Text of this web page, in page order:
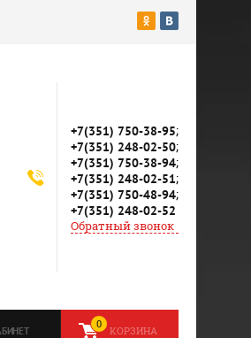
+7(351) 750-38-95;
+7(351) 248-02-50;
+7(351) 750-38-94;
+7(351) 248-02-51;
+7(351) 750-48-94;
+7(351) 248-02-52
Обратный звонок
КОРЗИНА
0